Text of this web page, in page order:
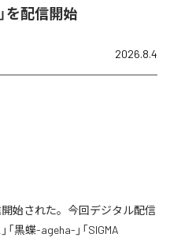
を配信開始
2026.8.4
開始された。今回デジタル配信
黒蝶-ageha-」「SIGMA